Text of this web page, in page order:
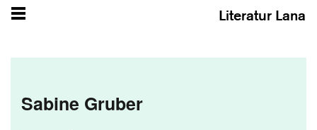
Sabine Gruber
Literatur Lana